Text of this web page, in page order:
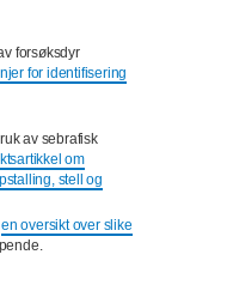
forsøksdyr
for identifisering
av sebrafisk
om
stell og
en oversikt over slike